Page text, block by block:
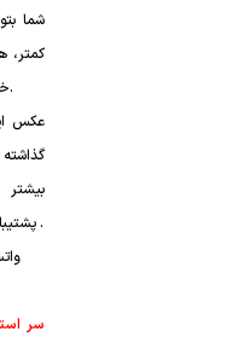
شما
کمتر،
خودتون رو داشته باشید.
عکس
پشتیبانی ارتباط داشته باشید .
واتسپ
سر